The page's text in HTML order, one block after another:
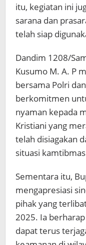
itu, kegiatan ini
sarana dan
telah siap
Dandim 1208/
Kusumo M. A. P
bersama Polri
berkomitmen
nyaman kepada
Kristiani yang
telah disiagakan
situasi
Sementara itu,
mengapresiasi
pihak yang
2025. Ia
dapat terus